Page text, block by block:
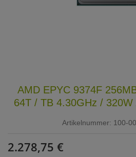
AMD EPYC 9374F
64T / TB 4.30GHz /
Artikelnummer: 100-
2.278,75 €